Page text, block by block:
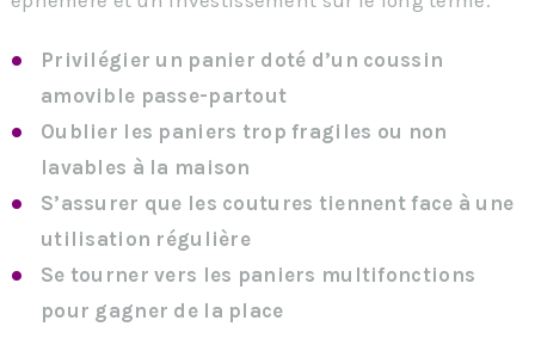
Privilégier un panier doté d’un coussin
amovible passe-partout
Oublier les paniers trop fragiles ou non
lavables à la maison
S’assurer que les coutures tiennent face à une
utilisation régulière
Se tourner vers les paniers multifonctions
pour gagner de la place